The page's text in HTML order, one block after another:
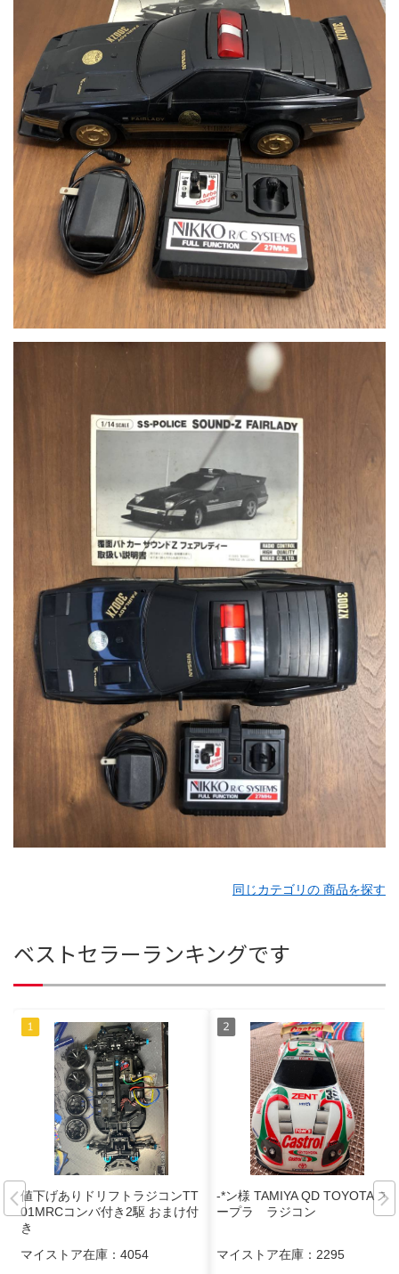
同じカテゴリの 商品を探す
ベストセラーランキングです
値下げありドリフトラジコンTT
01MRCコンバ付き2駆 おまけ付
き
マイストア在庫： 4054
-*ン様 TAMIYA QD TOYOTA ス
ープラ ラジコン
マイストア在庫： 2295